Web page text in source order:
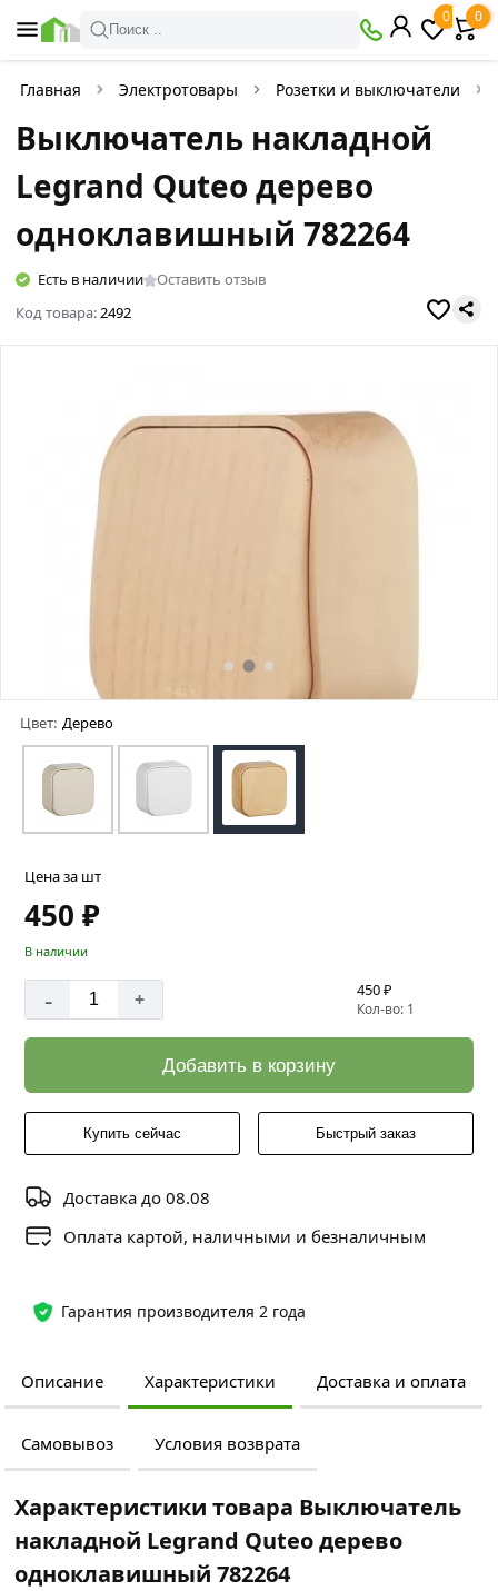
Поиск ..
0 0
Главная Электротовары Розетки и выключатели
Выключатель накладной
Legrand Quteo дерево
одноклавишный 782264
Есть в наличии
Оставить отзыв
Код товара:2492
Цвет: Дерево
Гарантия производителя 2 года
Цена за шт
450 ₽
В наличии
- + 450 ₽
Кол-во: 1
Добавить в корзину
Купить сейчас Быстрый заказ
Доставка до 08.08
Оплата картой, наличными и безналичным
Описание Характеристики Доставка и оплата
Самовывоз Условия возврата
Характеристики товара Выключатель
накладной Legrand Quteo дерево
одноклавишный 782264